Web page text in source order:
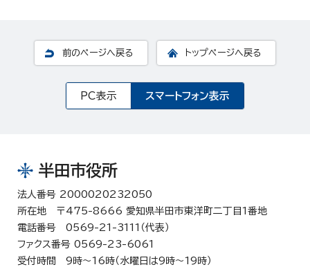
前のページへ戻る トップページへ戻る
PC表示 スマートフォン表示
半田市役所
法人番号 2000020232050
所在地 〒475-8666 愛知県半田市東洋町二丁目1番地
電話番号 0569-21-3111（代表）
ファクス番号 0569-23-6061
受付時間 9時～16時（水曜日は9時～19時）